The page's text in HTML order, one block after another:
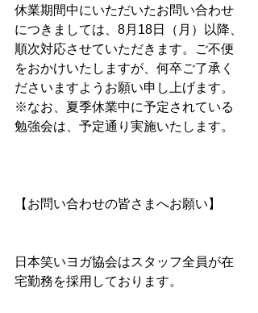
休業期間中にいただいたお問い合わせ
につきましては、8月18日（月）以降、
順次対応させていただきます。ご不便
をおかけいたしますが、何卒ご了承く
ださいますようお願い申し上げます。
※なお、夏季休業中に予定されている
勉強会は、予定通り実施いたします。
【お問い合わせの皆さまへお願い】
日本笑いヨガ協会はスタッフ全員が在
宅勤務を採用しております。